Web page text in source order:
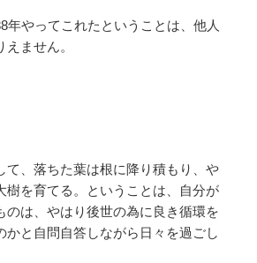
年やってこれたということは、他人
ません。
て、落ちた葉は根に降り積もり、や
樹を育てる。ということは、自分が
のは、やはり後世の為に良き循環を
かと自問自答しながら日々を過ごし